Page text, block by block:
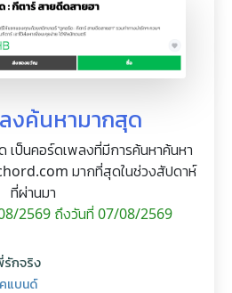
งค้นหามากสุด
เป็นคอร์ดเพลงที่มีการค้นหาค้นหา
มากที่สุดในช่วงสัปดาห์
ที่ผ่านมา
2569 ถึงวันที่ 07/08/2569
รักจริง
แบนด์